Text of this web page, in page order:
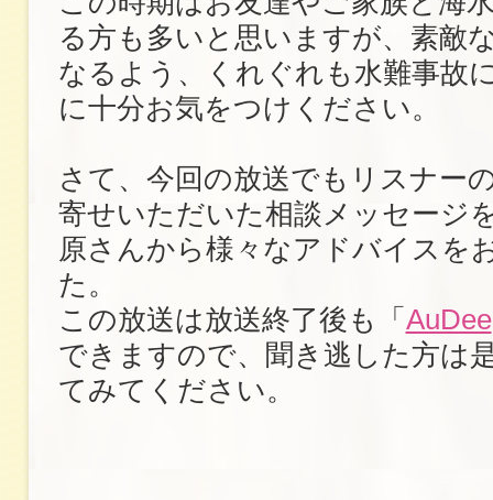
る方も多いと思いますが、素敵
なるよう、くれぐれも水難事故
に十分お気をつけください。
さて、今回の放送でもリスナー
寄せいただいた相談メッセージ
原さんから様々なアドバイスを
た。
この放送は放送終了後も「 AuDee
できますので、聞き逃した方は
てみてください。